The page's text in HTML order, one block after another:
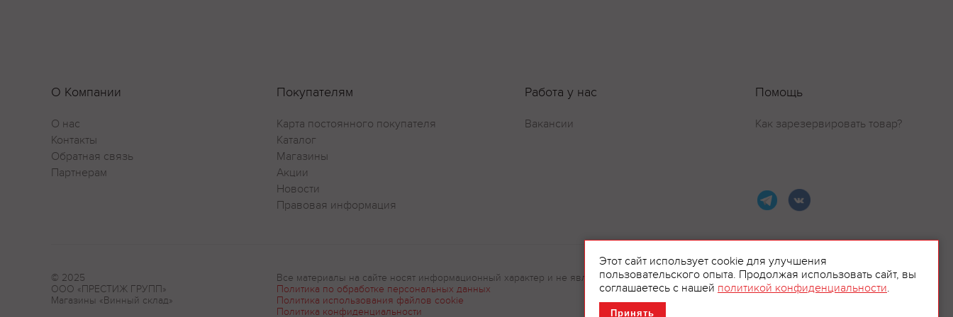
О Компании
О нас
Контакты
Обратная связь
Партнерам
Покупателям
Карта постоянного покупателя
Каталог
Магазины
Акции
Новости
Правовая информация
Работа у нас
Вакансии
Помощь
Как зарезервировать товар?
© 2025
ООО «ПРЕСТИЖ ГРУПП»
Магазины «Винный склад»
Все материалы на сайте носят информационный характер и не являются рекламой.
Политика по обработке персональных данных
Политика использования файлов cookie
Политика конфиденциальности
Этот сайт использует cookie для улучшения
пользовательского опыта. Продолжая использовать сайт, вы
соглашаетесь с нашей политикой конфиденциальности.
Принять